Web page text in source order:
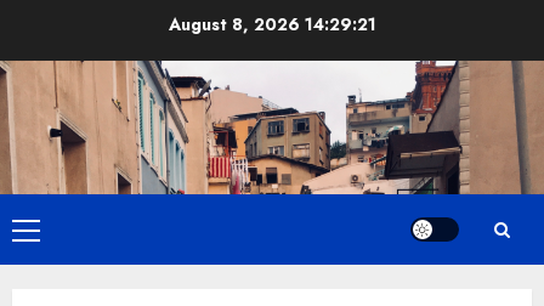
content
August 8, 2026 14:29:22
Primary
Menu